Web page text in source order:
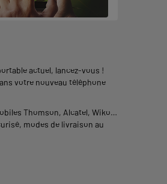
actuel, lancez-vous !
votre nouveau téléphone
Thomson, Alcatel, Wiko…
modes de livraison au